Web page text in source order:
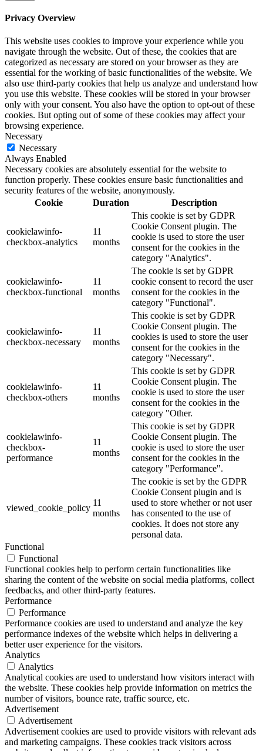
Privacy Overview
This website uses cookies to improve your experience while you
navigate through the website. Out of these, the cookies that are
categorized as necessary are stored on your browser as they are
essential for the working of basic functionalities of the website. We
also use third-party cookies that help us analyze and understand how
you use this website. These cookies will be stored in your browser
only with your consent. You also have the option to opt-out of these
cookies. But opting out of some of these cookies may affect your
browsing experience.
Necessary
Necessary
Always Enabled
Necessary cookies are absolutely essential for the website to
function properly. These cookies ensure basic functionalities and
security features of the website, anonymously.
Cookie
Duration Description
cookielawinfo-
checkbox-analytics
11
months
This cookie is set by GDPR
Cookie Consent plugin. The
cookie is used to store the user
consent for the cookies in the
category "Analytics".
cookielawinfo-
checkbox-functional
11
months
The cookie is set by GDPR
cookie consent to record the user
consent for the cookies in the
category "Functional".
cookielawinfo-
checkbox-necessary
11
months
This cookie is set by GDPR
Cookie Consent plugin. The
cookies is used to store the user
consent for the cookies in the
category "Necessary".
cookielawinfo-
checkbox-others
11
months
This cookie is set by GDPR
Cookie Consent plugin. The
cookie is used to store the user
consent for the cookies in the
category "Other.
cookielawinfo-
checkbox-
performance
11
months
This cookie is set by GDPR
Cookie Consent plugin. The
cookie is used to store the user
consent for the cookies in the
category "Performance".
viewed_cookie_policy
11
months
The cookie is set by the GDPR
Cookie Consent plugin and is
used to store whether or not user
has consented to the use of
cookies. It does not store any
personal data.
Functional
Functional
Functional cookies help to perform certain functionalities like
sharing the content of the website on social media platforms, collect
feedbacks, and other third-party features.
Performance
Performance
Performance cookies are used to understand and analyze the key
performance indexes of the website which helps in delivering a
better user experience for the visitors.
Analytics
Analytics
Analytical cookies are used to understand how visitors interact with
the website. These cookies help provide information on metrics the
number of visitors, bounce rate, traffic source, etc.
Advertisement
Advertisement
Advertisement cookies are used to provide visitors with relevant ads
and marketing campaigns. These cookies track visitors across